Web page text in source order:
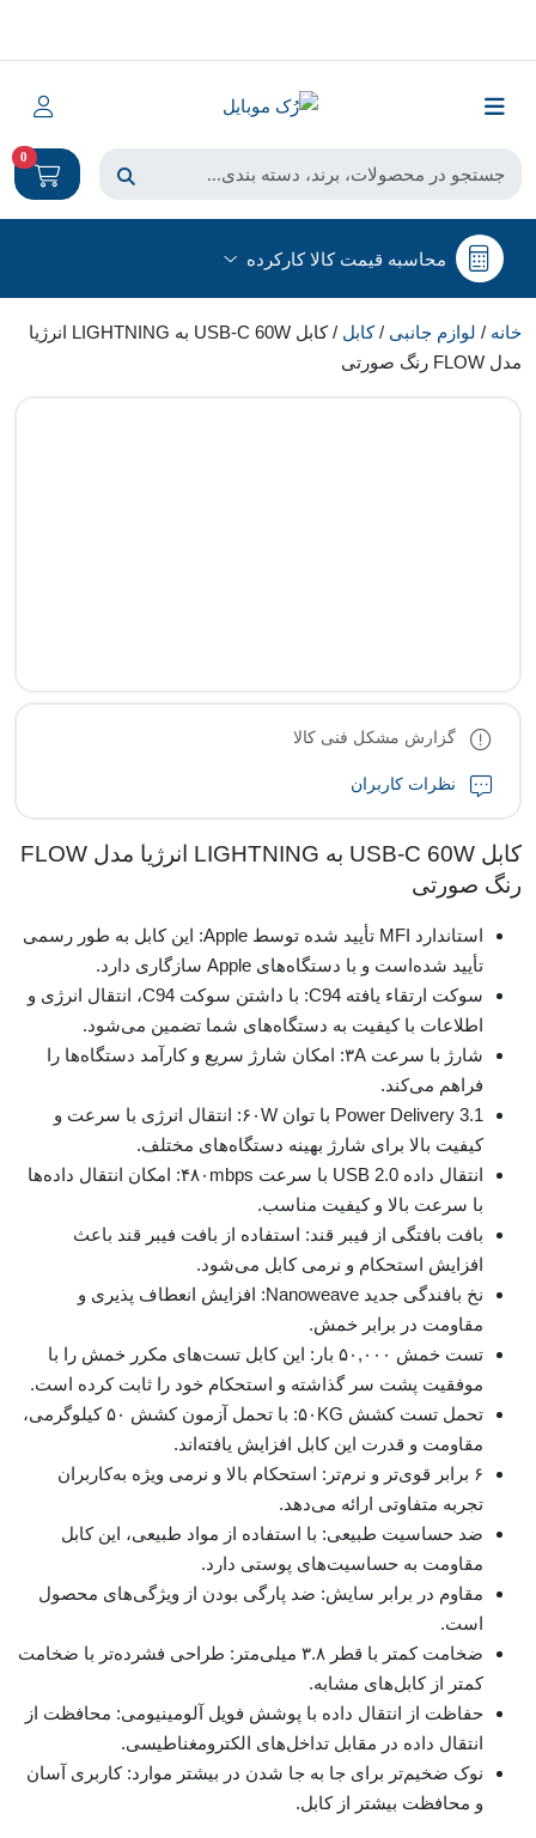
0
محاسبه قیمت کالا کارکرده
خانه / لوازم جانبی /کابل
/ کابل USB-C 60W به LIGHTNING انرژیا
مدل FLOW رنگ صورتی
گزارش مشکل فنی کالا
نظرات کاربران
کابل USB-C 60W به LIGHTNING انرژیا مدل FLOW
رنگ صورتی
استاندارد MFI تأیید شده توسط Apple: این کابل به طور رسمی
تأیید شده‌است و با دستگاه‌های Apple سازگاری دارد.
سوکت ارتقاء یافته C94: با داشتن سوکت C94، انتقال انرژی و
اطلاعات با کیفیت به دستگاه‌های شما تضمین می‌شود.
شارژ با سرعت ۳A: امکان شارژ سریع و کارآمد دستگاه‌ها را
فراهم می‌کند.
Power Delivery 3.1 با توان ۶۰W: انتقال انرژی با سرعت و
کیفیت بالا برای شارژ بهینه دستگاه‌های مختلف.
انتقال داده USB 2.0 با سرعت ۴۸۰mbps: امکان انتقال داده‌ها
با سرعت بالا و کیفیت مناسب.
بافت بافتگی از فیبر قند: استفاده از بافت فیبر قند باعث
افزایش استحکام و نرمی کابل می‌شود.
نخ بافندگی جدید Nanoweave: افزایش انعطاف پذیری و
مقاومت در برابر خمش.
تست خمش ۵۰,۰۰۰ بار: این کابل تست‌های مکرر خمش را با
موفقیت پشت سر گذاشته و استحکام خود را ثابت کرده است.
تحمل تست کشش ۵۰KG: با تحمل آزمون کشش ۵۰ کیلوگرمی،
مقاومت و قدرت این کابل افزایش یافته‌اند.
۶ برابر قوی‌تر و نرم‌تر: استحکام بالا و نرمی ویژه به‌کاربران
تجربه متفاوتی ارائه می‌دهد.
ضد حساسیت طبیعی: با استفاده از مواد طبیعی، این کابل
مقاومت به حساسیت‌های پوستی دارد.
مقاوم در برابر سایش: ضد پارگی بودن از ویژگی‌های محصول
است.
ضخامت کمتر با قطر ۳.۸ میلی‌متر: طراحی فشرده‌تر با ضخامت
کمتر از کابل‌های مشابه.
حفاظت از انتقال داده با پوشش فویل آلومینیومی: محافظت از
انتقال داده در مقابل تداخل‌های الکترومغناطیسی.
نوک ضخیم‌تر برای جا به جا شدن در بیشتر موارد: کاربری آسان
و محافظت بیشتر از کابل.